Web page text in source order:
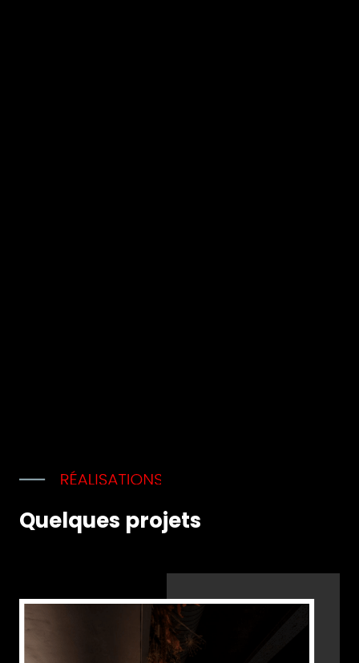
Quelques projets